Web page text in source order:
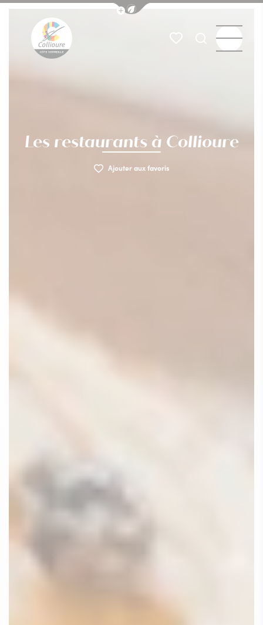
Afficher la barre de navigation du
Mes favoris
Je
Les restaurants à Collioure
Ajouter aux favoris